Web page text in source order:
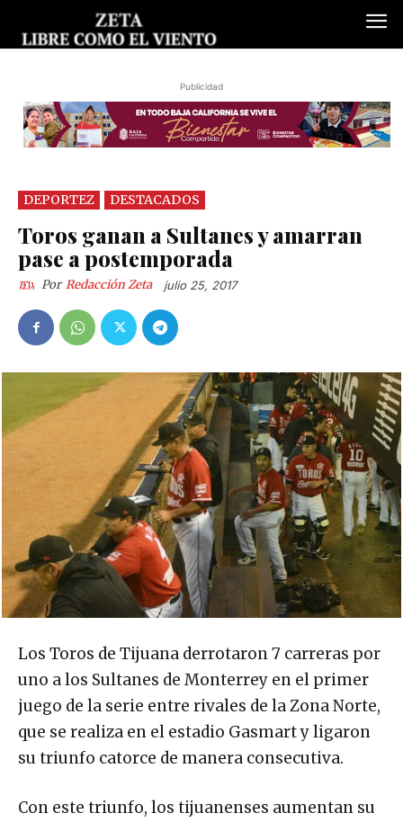
Publicidad
DEPORTEZ DESTACADOS
Toros ganan a Sultanes y amarran
pase a postemporada
Por Redacción Zeta julio 25, 2017
Los Toros de Tijuana derrotaron 7 carreras por
uno a los Sultanes de Monterrey en el primer
juego de la serie entre rivales de la Zona Norte,
que se realiza en el estadio Gasmart y ligaron
su triunfo catorce de manera consecutiva.
Con este triunfo, los tijuanenses aumentan su